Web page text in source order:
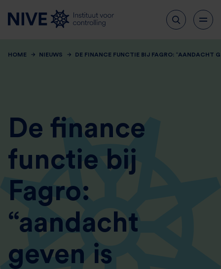
HOME NIEUWS DE FINANCE FUNCTIE BIJ FAGRO: “AANDACHT
De finance
functie bij
Fagro:
“aandacht
geven is